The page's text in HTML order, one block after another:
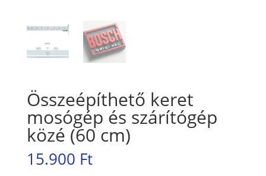
Összeépíthető keret
mosógép és szárítógép
közé (60 cm)
15.900 Ft